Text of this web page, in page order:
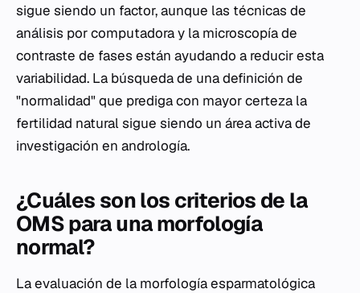
sigue siendo un factor, aunque las técnicas de
análisis por computadora y la microscopía de
contraste de fases están ayudando a reducir esta
variabilidad. La búsqueda de una definición de
"normalidad" que prediga con mayor certeza la
fertilidad natural sigue siendo un área activa de
investigación en andrología.
¿Cuáles son los criterios de la
OMS para una morfología
normal?
La evaluación de la morfología esparmatológica